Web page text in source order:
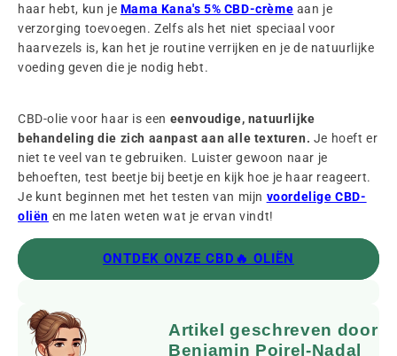
haar hebt, kun je Mama Kana's 5% CBD-crème aan je
verzorging toevoegen. Zelfs als het niet speciaal voor
haarvezels is, kan het je routine verrijken en je de natuurlijke
voeding geven die je nodig hebt.
CBD-olie voor haar is een eenvoudige, natuurlijke
behandeling die zich aanpast aan alle texturen. Je hoeft er
niet te veel van te gebruiken. Luister gewoon naar je
behoeften, test beetje bij beetje en kijk hoe je haar reageert.
Je kunt beginnen met het testen van mijn voordelige CBD-
oliën en me laten weten wat je ervan vindt!
ONTDEK ONZE CBD🔥 OLIËN
Artikel geschreven door
Benjamin Poirel-Nadal